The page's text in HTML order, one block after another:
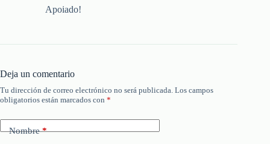
Apoiado!
Deja un comentario
Tu dirección de correo electrónico no será publicada. Los campos
obligatorios están marcados con *
Nombre*